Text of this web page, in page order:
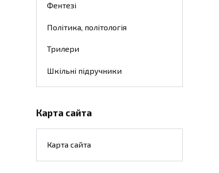
Фентезі
Політика, політологія
Трилери
Шкільні підручники
Карта сайта
Карта сайта